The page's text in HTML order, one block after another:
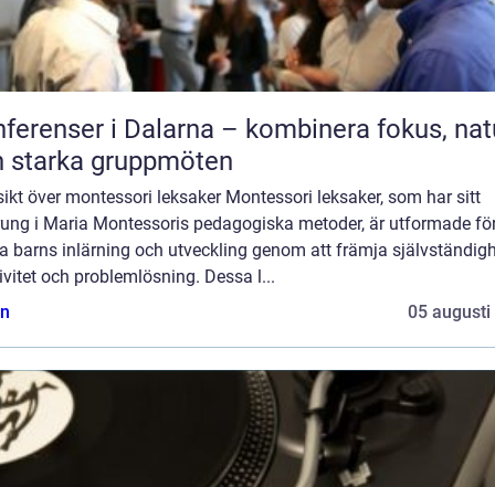
i Dalarna – kombinera fokus,
starka gruppmöten
över montessori leksaker Montessori leksaker, som har sitt
i Maria Montessoris pedagogiska metoder, är utformade
barns inlärning och utveckling genom att främja
och problemlösning. Dessa l...
05 augusti